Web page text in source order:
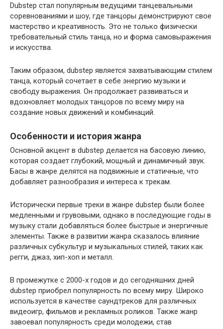
Dubstep стал популярным ведущими танцевальными
соревнованиями и шоу, где танцоры демонстрируют свое
мастерство и креативность. Это не только физически
требовательный стиль танца, но и форма самовыражения
и искусства.
Таким образом, dubstep является захватывающим стилем
танца, который сочетает в себе энергию музыки и
свободу выражения. Он продолжает развиваться и
вдохновляет молодых танцоров по всему миру на
создание новых движений и комбинаций.
Особенности и история жанра
Основной акцент в dubstep делается на басовую линию,
которая создает глубокий, мощный и динамичный звук.
Басы в жанре делятся на подвижные и статичные, что
добавляет разнообразия и интереса к трекам.
Исторически первые треки в жанре dubstep были более
медленными и грувовыми, однако в последующие годы в
музыку стали добавляться более быстрые и энергичные
элементы. Также в развитии жанра сказалось влияние
различных субкультур и музыкальных стилей, таких как
регги, джаз, хип-хоп и металл.
В промежутке с 2000-х годов и до сегодняшних дней
dubstep приобрел популярность по всему миру. Широко
используется в качестве саундтреков для различных
видеоигр, фильмов и рекламных роликов. Также жанр
завоевал популярность среди молодежи, став